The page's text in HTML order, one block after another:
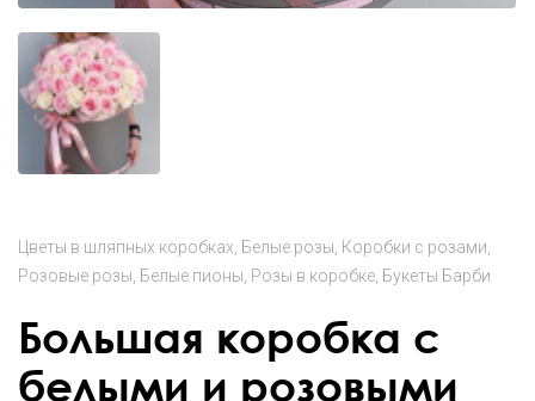
Цветы в шляпных коробках Белые розы Коробки с розами
Розовые розы Белые пионы Розы в коробке Букеты Барби
Большая коробка с
белыми и розовыми